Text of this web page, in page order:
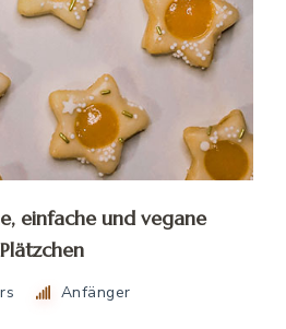
einfache und vegane
Plätzchen
Anfänger